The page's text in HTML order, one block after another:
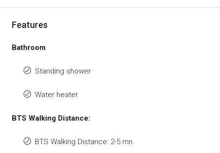
Features
Bathroom
Standing shower
Water heater
BTS Walking Distance:
BTS Walking Distance: 2-5 mn.